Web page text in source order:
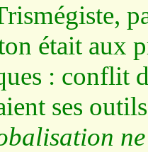
était aux
: conflit
ses